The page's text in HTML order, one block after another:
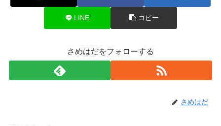
LINE コピー
さめはだをフォローする
さめはだ